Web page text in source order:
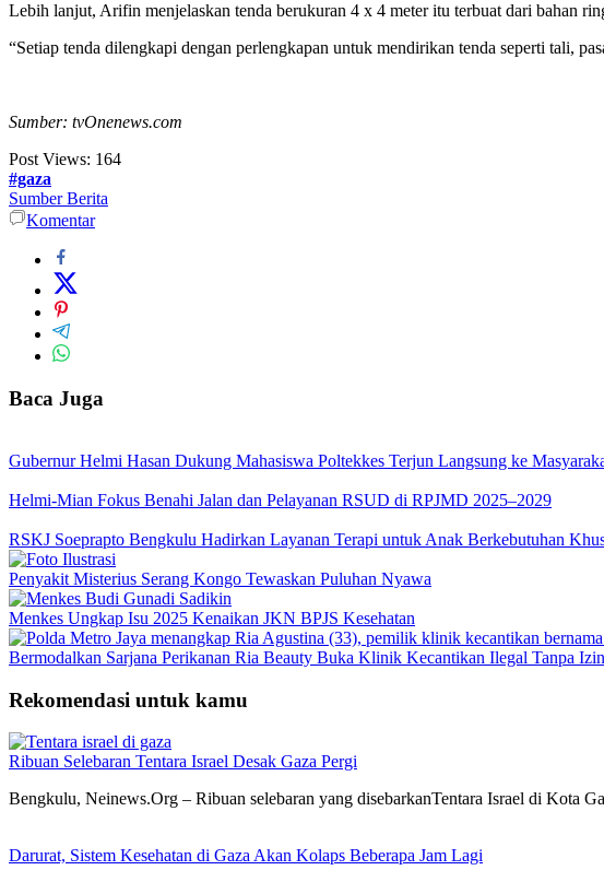
Lebih lanjut, Arifin menjelaskan tenda berukuran 4 x 4 meter itu terbuat dari bahan
“Setiap tenda dilengkapi dengan perlengkapan untuk mendirikan tenda seperti tali,
Sumber: tvOnenews.com
Post Views: 164
#gaza
Sumber Berita
Komentar
Baca Juga
Gubernur Helmi Hasan Dukung Mahasiswa Poltekkes Terjun Langsung ke
Helmi-Mian Fokus Benahi Jalan dan Pelayanan RSUD di RPJMD 2025–2029
RSKJ Soeprapto Bengkulu Hadirkan Layanan Terapi untuk Anak Berkebutuhan
Penyakit Misterius Serang Kongo Tewaskan Puluhan Nyawa
Menkes Ungkap Isu 2025 Kenaikan JKN BPJS Kesehatan
Bermodalkan Sarjana Perikanan Ria Beauty Buka Klinik Kecantikan Ilegal Tanpa
Rekomendasi untuk kamu
Ribuan Selebaran Tentara Israel Desak Gaza Pergi
Bengkulu, Neinews.Org – Ribuan selebaran yang disebarkanTentara Israel di Kota
Darurat, Sistem Kesehatan di Gaza Akan Kolaps Beberapa Jam Lagi